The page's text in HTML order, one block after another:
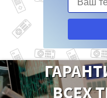
ВСЕХ